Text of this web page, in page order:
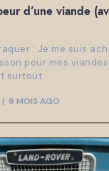
d’une viande
: Je me suis
pour mes
surtout
9 MOIS AGO